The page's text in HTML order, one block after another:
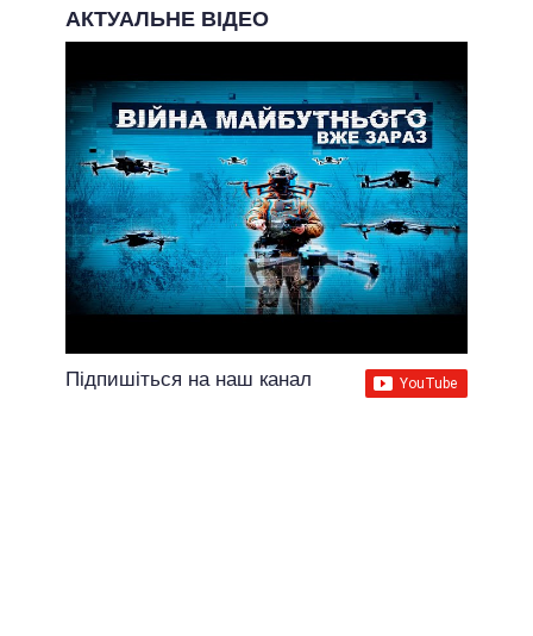
АКТУАЛЬНЕ ВІДЕО
Підпишіться на наш канал